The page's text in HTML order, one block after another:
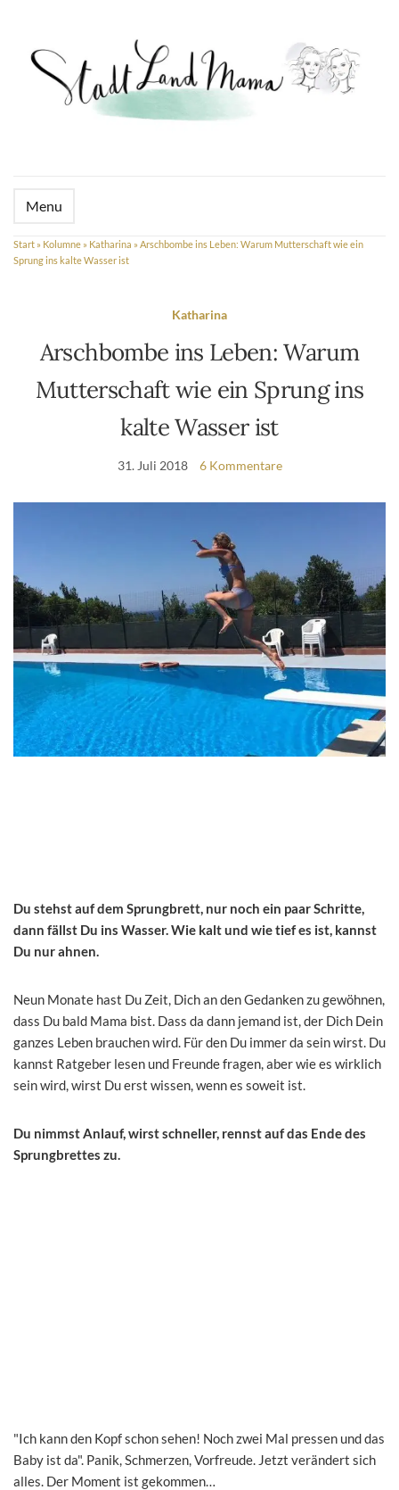
Menu
Start » Kolumne » Katharina » Arschbombe ins Leben: Warum Mutterschaft wie ein
Sprung ins kalte Wasser ist
Katharina
Arschbombe ins Leben: Warum
Mutterschaft wie ein Sprung ins
kalte Wasser ist
31. Juli 2018 6 Kommentare
Du stehst auf dem Sprungbrett, nur noch ein paar Schritte,
dann fällst Du ins Wasser. Wie kalt und wie tief es ist, kannst
Du nur ahnen.
Neun Monate hast Du Zeit, Dich an den Gedanken zu gewöhnen,
dass Du bald Mama bist. Dass da dann jemand ist, der Dich Dein
ganzes Leben brauchen wird. Für den Du immer da sein wirst. Du
kannst Ratgeber lesen und Freunde fragen, aber wie es wirklich
sein wird, wirst Du erst wissen, wenn es soweit ist.
Du nimmst Anlauf, wirst schneller, rennst auf das Ende des
Sprungbrettes zu.
"Ich kann den Kopf schon sehen! Noch zwei Mal pressen und das
Baby ist da". Panik, Schmerzen, Vorfreude. Jetzt verändert sich
alles. Der Moment ist gekommen…